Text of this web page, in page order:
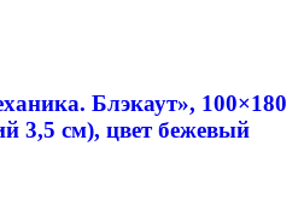
Блэкаут», 100×180
3,5 см), цвет бежевый